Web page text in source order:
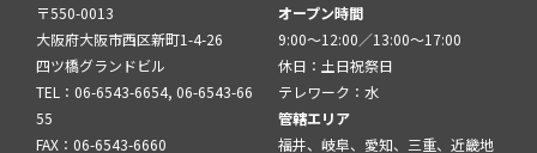
〒550-0013
大阪府大阪市西区新町1-4-26
四ツ橋グランドビル
TEL：06-6543-6654, 06-6543-66
55
FAX：06-6543-6660
オープン時間
9:00～12:00／13:00～17:00
休日：土日祝祭日
テレワーク：水
管轄エリア
福井、岐阜、愛知、三重、近畿地